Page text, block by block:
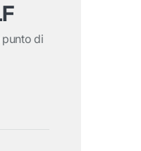
di